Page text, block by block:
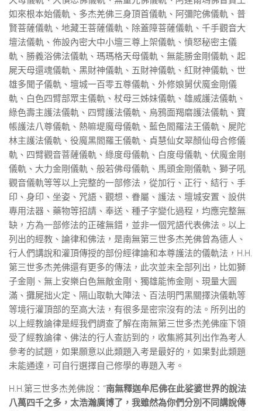
如來根本始儀軌、多杰羌佛三身頂首儀軌、阿彌陀佛儀軌、普
賢菩薩儀軌、地藏王菩薩儀軌、除蓋障菩薩儀軌、千手觀音大
壇法儀軌、佈設內密大中小壇三尊上架儀軌、憤怒秘密主儀
軌、勝義浴佛法儀軌、瑪瑪格天母儀軌、無能勝金剛儀軌、起
屍天母還魂儀軌、黑財神儀軌、五財神儀軌、紅財神儀軌、世
雄多聞子儀軌、壇城一百零五尊儀軌、外修娘舅伏魔金剛儀
軌、白色四臂部眾主儀軌、杖母三姊妹儀軌、雄威護法儀軌、
綠色壽主護法儀軌、四臂護法儀軌、烏鴉面羯磨護法儀軌、寶
帳護法八尊儀軌、熱嘛堤魔母儀軌、藍色閻羅法王儀軌、屍陀
林主護法儀軌、役魔黑閻羅王儀軌、貞慧仙女翠顏仙母合修儀
軌、四臂觀音菩薩儀軌、綠度母儀軌、白度母儀軌、伏魔金剛
儀軌、大力金剛儀軌、般若佛母儀軌、馬頭金剛儀軌、獅子吼
觀音儀軌等等以上完整的一部修法，從加行、正行、結行、手
印、身印、坐姿、咒語、觀想、眷屬、護法、壇城安置、設供
專用法器、藥物等招請、奉送、種子字變化過程，均應完整無
缺，方為一部修法的正確無錯，並非一個咒語代表佛法。以上
列出的經教、論律和佛法，是南無第三世多杰羌佛曾為德人、
行人們講說和灌頂傳授的部份經律論和本尊護法的儀軌法，H.H.
第三世多杰羌佛還有更多的傳法，此次並未全部列出，比如獅
子金剛、無上安樂白色無敵金剛、獨雄能怖金剛、現量大圓
滿、攤屍拙火定、隔山取軌大陣法、百法明門黑關擇決儀軌等
等境行灌頂部的至高大法，有很多是密宗沒有的法。所列出的
以上經教論律是經我們調查了解在南無第三世多杰羌佛座下領
受了經教論律、佛法的行人查訪到的，收集將其列出作為考人
參考的試題，如果願意以此類題入考是最好的，如果對此類題
未能通達，可自行選擇自己修學的專題入考。
H.H.第三世多杰羌佛說：“南無釋迦牟尼佛在此娑婆世界的說法
八萬四千之多，太浩瀚廣博了，我雖然為你們分別不同講說傳